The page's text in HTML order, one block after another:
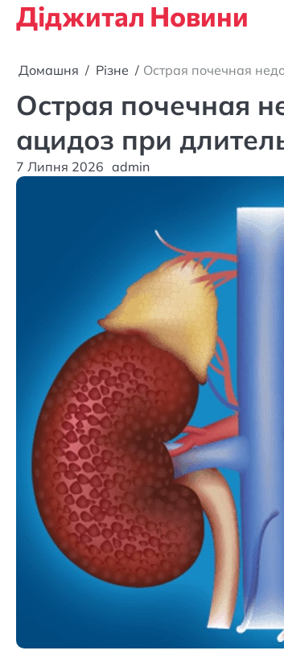
Перейти
Діджитал Новини
Домашня Різне Острая почечная
Острая почечная
ацидоз при
7 Липня 2026 admin